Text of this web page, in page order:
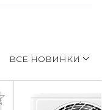
ВСЕ НОВИНКИ